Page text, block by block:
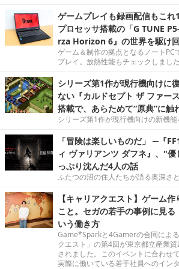
ゲームプレイも録画配信もこ
プロセッサ搭載の「G TUNE
rza Horizon 6』の世界を駆け
ゲーム＆制作の拠点となるノートPC
プレイ。放熱性能もチェックしまし
シリーズ第1作が現行機向けに
ない『カルドセプト ザ ファー
搭載で、あらためて“原典”に触
シリーズ第1作が現行機向けの新機能
「冒険は楽しいものだ」 ─『
ィ ヴァリアンツ ダフネ』、"
っぷり沈んだ4人の話
ふたつの沼の住人たちが語る奥深さと
【キャリアクエスト】ゲーム
こと。セガの若手の事例に見る
いう働き方
Game*Sparkと4Gamerの合同によ
クエスト」の第4回が東京都立産業
されました。このイベントに合わせ
実際に働いている若手社員へのイン